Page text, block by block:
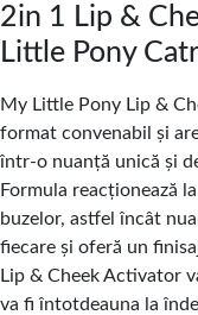
2in 1 Lip &
Little Pony
My Little Pony Lip &
format convenabil și
într-o nuanță unică și
Formula reacționează
buzelor, astfel încât
fiecare și oferă un
Lip & Cheek Activator
va fi întotdeauna la